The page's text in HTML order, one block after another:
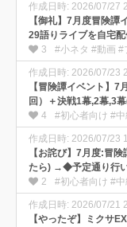
作成日時: 2026/07/27
【御礼】7月度冒険譚
29語りライブを自宅
3
#小ネタ #動画 #
作成日時: 2026/07/23
【冒険譚イベント】
回）＋決戦1幕,2幕,3
4
#初心者向け #
作成日時: 2026/07/23
【お詫び】7月度:冒
たら) →◆予定通り行い
2
#初心者向け #
作成日時: 2026/07/21
【やったぞ】ミクサ